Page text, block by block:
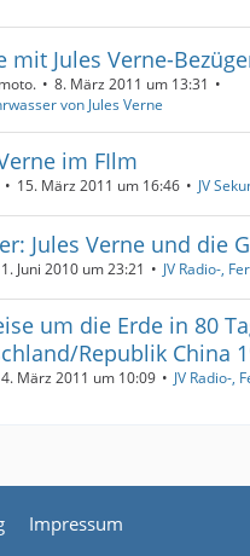
mit Jules Verne-
8. März 2011 um 13:31
von Jules Verne
im FIlm
15. März 2011 um 16:46 JV
Jules Verne und die
1. Juni 2010 um 23:21 JV Radio-,
um die Erde in 80
Republik China
März 2011 um 10:09 JV Radio-,
Impressum